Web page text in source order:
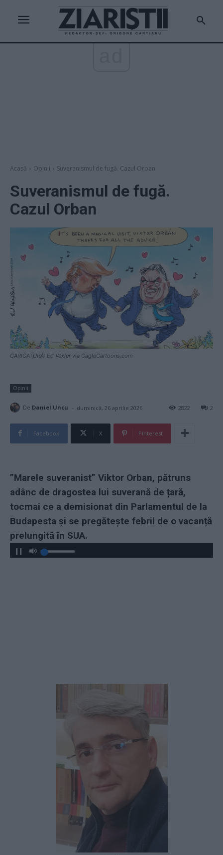
Acasă Opinii Suveranismul de fugă. Cazul Orban
Suveranismul de fugă.
Cazul Orban
CARICATURĂ: Ed Vexler via CagleCartoons.com
Opinii
De Daniel Uncu - duminică, 26 aprilie 2026 2
2822
Facebook X Pinterest
”Marele suveranist” Viktor Orban, pătruns
adânc de dragostea lui suverană de țară,
tocmai ce a demisionat din Parlamentul de la
Budapesta și se pregătește febril de o vacanță
prelungită în SUA.